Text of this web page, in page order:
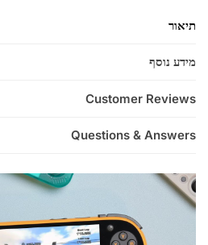
e
תיאור
מידע נוסף
Customer Reviews
Questions & Answers